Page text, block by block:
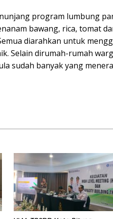
program lumbung
bawang, rica, tomat
diarahkan untuk
Selain dirumah-rumah
sudah banyak yang